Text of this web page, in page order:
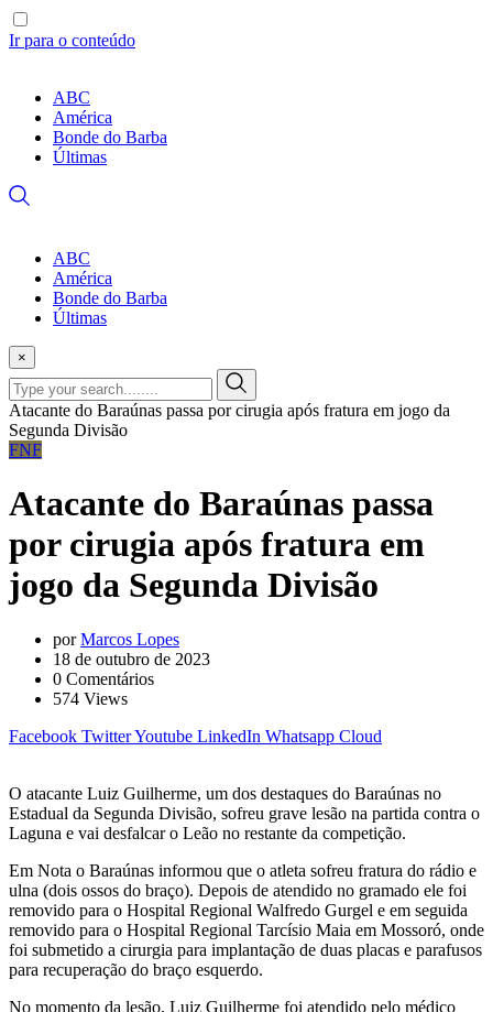
Ir para o conteúdo
ABC
América
Bonde do Barba
Últimas
ABC
América
Bonde do Barba
Últimas
×
Atacante do Baraúnas passa por cirugia após fratura em jogo da
Segunda Divisão
FNF
Atacante do Baraúnas passa
por cirugia após fratura em
jogo da Segunda Divisão
porMarcos Lopes
18 de outubro de 2023
0 Comentários
574 Views
Facebook TwitterYoutube LinkedIn Whatsapp Cloud
O atacante Luiz Guilherme, um dos destaques do Baraúnas no
Estadual da Segunda Divisão, sofreu grave lesão na partida contra o
Laguna e vai desfalcar o Leão no restante da competição.
Em Nota o Baraúnas informou que o atleta sofreu fratura do rádio e
ulna (dois ossos do braço). Depois de atendido no gramado ele foi
removido para o Hospital Regional Walfredo Gurgel e em seguida
removido para o Hospital Regional Tarcísio Maia em Mossoró, onde
foi submetido a cirurgia para implantação de duas placas e parafusos
para recuperação do braço esquerdo.
No momento da lesão, Luiz Guilherme foi atendido pelo médico